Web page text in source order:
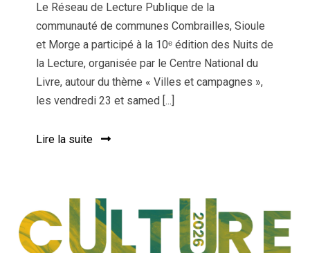
Le Réseau de Lecture Publique de la
communauté de communes Combrailles, Sioule
et Morge a participé à la 10ᵉ édition des Nuits de
la Lecture, organisée par le Centre National du
Livre, autour du thème « Villes et campagnes »,
les vendredi 23 et samed [...]
Lire la suite